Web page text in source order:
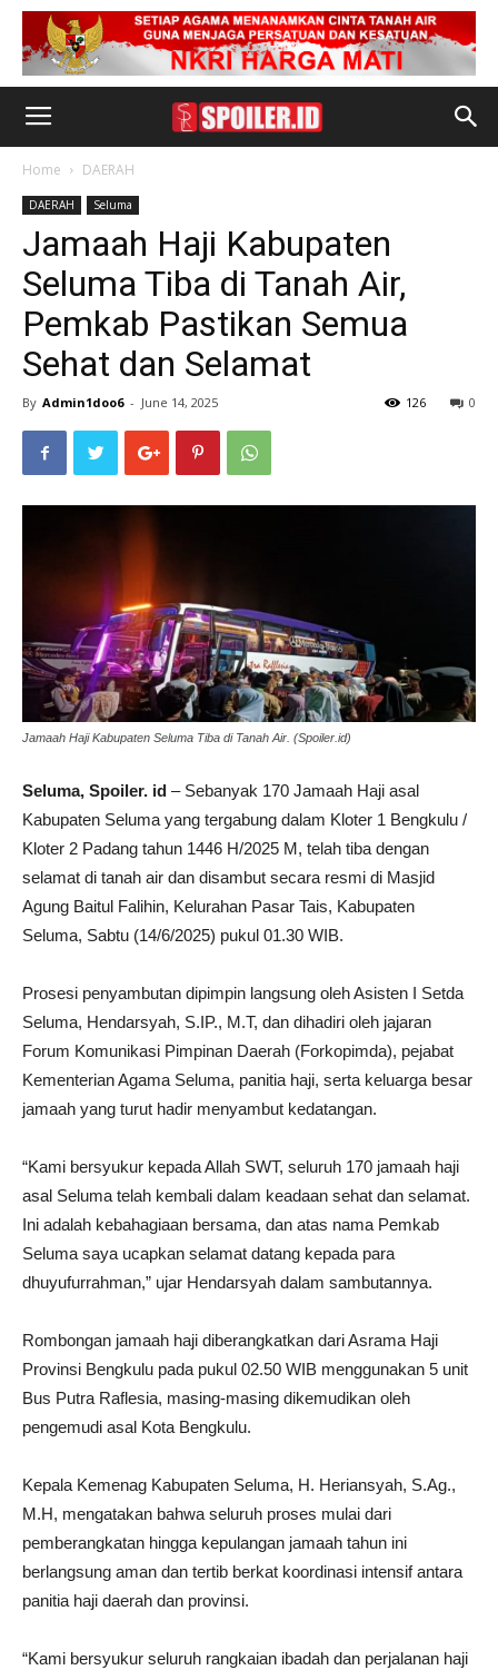
Home DAERAH
DAERAH Seluma
Jamaah Haji Kabupaten
Seluma Tiba di Tanah Air,
Pemkab Pastikan Semua
Sehat dan Selamat
By Admin1doo6 - June 14, 2025 0
126
Jamaah Haji Kabupaten Seluma Tiba di Tanah Air. (Spoiler.id)
Seluma, Spoiler. id – Sebanyak 170 Jamaah Haji asal
Kabupaten Seluma yang tergabung dalam Kloter 1 Bengkulu /
Kloter 2 Padang tahun 1446 H/2025 M, telah tiba dengan
selamat di tanah air dan disambut secara resmi di Masjid
Agung Baitul Falihin, Kelurahan Pasar Tais, Kabupaten
Seluma, Sabtu (14/6/2025) pukul 01.30 WIB.
Prosesi penyambutan dipimpin langsung oleh Asisten I Setda
Seluma, Hendarsyah, S.IP., M.T, dan dihadiri oleh jajaran
Forum Komunikasi Pimpinan Daerah (Forkopimda), pejabat
Kementerian Agama Seluma, panitia haji, serta keluarga besar
jamaah yang turut hadir menyambut kedatangan.
“Kami bersyukur kepada Allah SWT, seluruh 170 jamaah haji
asal Seluma telah kembali dalam keadaan sehat dan selamat.
Ini adalah kebahagiaan bersama, dan atas nama Pemkab
Seluma saya ucapkan selamat datang kepada para
dhuyufurrahman,” ujar Hendarsyah dalam sambutannya.
Rombongan jamaah haji diberangkatkan dari Asrama Haji
Provinsi Bengkulu pada pukul 02.50 WIB menggunakan 5 unit
Bus Putra Raflesia, masing-masing dikemudikan oleh
pengemudi asal Kota Bengkulu.
Kepala Kemenag Kabupaten Seluma, H. Heriansyah, S.Ag.,
M.H, mengatakan bahwa seluruh proses mulai dari
pemberangkatan hingga kepulangan jamaah tahun ini
berlangsung aman dan tertib berkat koordinasi intensif antara
panitia haji daerah dan provinsi.
“Kami bersyukur seluruh rangkaian ibadah dan perjalanan haji